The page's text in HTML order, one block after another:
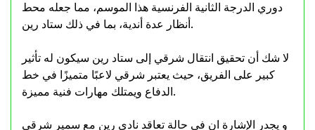
دوري الدرجة الثانية الفرنسية هذا الموسم، مما جعله محط
أنظار عدة أندية، بما في ذلك ستاد رين.
لا شك أن تحقيق انتقال شرقي إلى ستاد رين سيكون له تأثير
كبير على الفريق، حيث يعتبر شرقي لاعبًا متميزًا في خط
الدفاع ويمتلك مهارات فنية مميزة.
و يجدر الإشارة ان في حالة تعاقد نادي رين مع سمير شرقي